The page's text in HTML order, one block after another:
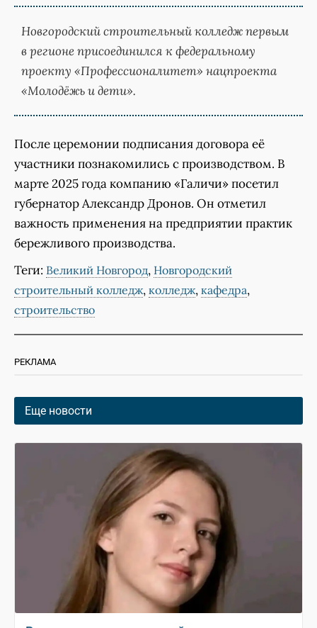
Новгородский строительный колледж первым
в регионе присоединился к федеральному
проекту «Профессионалитет» нацпроекта
«Молодёжь и дети».
После церемонии подписания договора её
участники познакомились с производством. В
марте 2025 года компанию «Галичи» посетил
губернатор Александр Дронов. Он отметил
важность применения на предприятии практик
бережливого производства.
Теги: Великий Новгород, Новгородский
строительный колледж, колледж, кафедра,
строительство
РЕКЛАМА
Еще новости